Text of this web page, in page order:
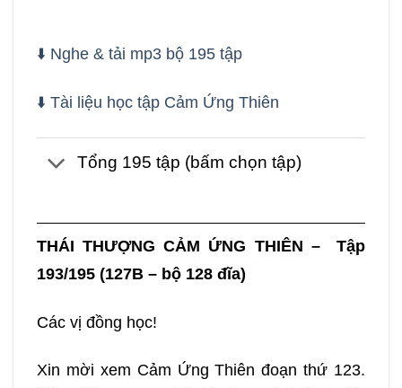
⬇️ Nghe & tải mp3 bộ 195 tập
⬇️ Tài liệu học tập Cảm Ứng Thiên
Tổng 195 tập (bấm chọn tập)
THÁITHƯỢNG CẢM ỨNG THIÊN – Tập
193/195 (127B – bộ 128 đĩa)
Các vị đồng học!
Xin mời xem Cảm Ứng Thiên đoạn thứ 123.